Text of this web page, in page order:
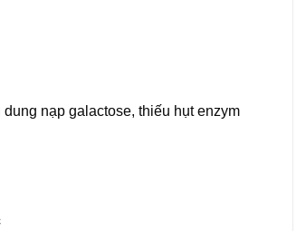
nạp galactose, thiếu hụt enzym